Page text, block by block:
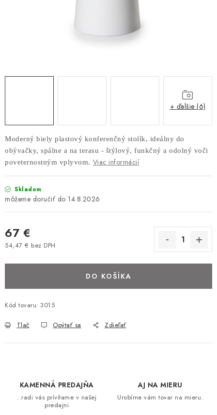
SAMOSTATNE STOJACE LAMELOVÉ STENY
NAJPREDÁVANEJŠIE PRODUKTY
ZÁVESNÉ HOJDACIE KRESLÁ
ZÁHRADNÝ NÁBYTOK
STOLIČKY
BAROVÉ STOLIČKY
VANKÚŠE
LAMELOVÉ ROŠTY DO POSTELE
KNIŽNICE A REGÁLY
Moderný biely plastový konferenčný stolík, ideálny do
obývačky, spálne a na terasu - štýlový, funkčný a odolný voči
poveternostným vplyvom. Viac informácií
Skladom
14.8.2026
67 €
54,47 € bez DPH
DO KOŠÍKA
Kód tovaru: 3015
Tlač Opýtať sa Zdieľať
+ ďalšie (6)
KAMENNÁ PREDAJŇA
..radi vás prívítame v našej
predajni
AJ NA MIERU
Urobíme vám tovar na mieru.